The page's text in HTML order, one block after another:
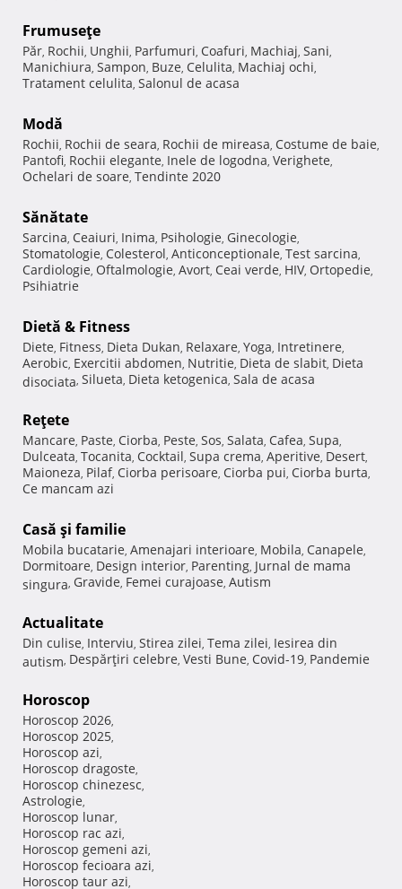
Frumuseţe
Păr, Rochii, Unghii, Parfumuri, Coafuri, Machiaj, Sani,
Manichiura, Sampon, Buze, Celulita, Machiaj ochi,
Tratament celulita, Salonul de acasa
Modă
Rochii, Rochii de seara, Rochii de mireasa, Costume de baie,
Pantofi, Rochii elegante, Inele de logodna, Verighete,
Ochelari de soare, Tendinte 2020
Sănătate
Sarcina, Ceaiuri, Inima, Psihologie, Ginecologie,
Stomatologie, Colesterol, Anticonceptionale, Test sarcina,
Cardiologie, Oftalmologie, Avort, Ceai verde, HIV, Ortopedie,
Psihiatrie
Dietă & Fitness
Diete, Fitness, Dieta Dukan, Relaxare, Yoga, Intretinere,
Aerobic, Exercitii abdomen, Nutritie, Dieta de slabit, Dieta
disociata, Silueta, Dieta ketogenica, Sala de acasa
Reţete
Mancare, Paste, Ciorba, Peste, Sos, Salata, Cafea, Supa,
Dulceata, Tocanita, Cocktail, Supa crema, Aperitive, Desert,
Maioneza, Pilaf, Ciorba perisoare, Ciorba pui, Ciorba burta,
Ce mancam azi
Casă şi familie
Mobila bucatarie, Amenajari interioare, Mobila, Canapele,
Dormitoare, Design interior, Parenting, Jurnal de mama
singura, Gravide, Femei curajoase, Autism
Actualitate
Din culise, Interviu, Stirea zilei, Tema zilei, Iesirea din
autism, Despărţiri celebre, Vesti Bune, Covid-19, Pandemie
Horoscop
Horoscop 2026,
Horoscop 2025,
Horoscop azi,
Horoscop dragoste,
Horoscop chinezesc,
Astrologie,
Horoscop lunar,
Horoscop rac azi,
Horoscop gemeni azi,
Horoscop fecioara azi,
Horoscop taur azi,